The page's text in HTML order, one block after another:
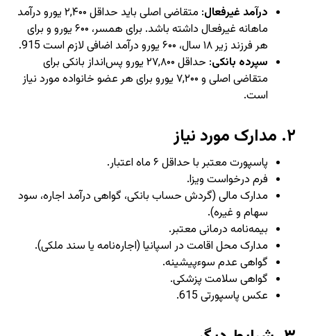
درآمد غیرفعال
: متقاضی اصلی باید حداقل ۲,۴۰۰ یورو درآمد
ماهانه غیرفعال داشته باشد. برای همسر، ۶۰۰ یورو و برای
هر فرزند زیر ۱۸ سال، ۶۰۰ یورو درآمد اضافی لازم است
915
.
سپرده بانکی
: حداقل ۲۷,۸۰۰ یورو پس‌انداز بانکی برای
متقاضی اصلی و ۷,۲۰۰ یورو برای هر عضو خانواده مورد نیاز
است.
۲. مدارک مورد نیاز
پاسپورت معتبر با حداقل ۶ ماه اعتبار.
فرم درخواست ویزا.
مدارک مالی (گردش حساب بانکی، گواهی درآمد اجاره، سود
سهام و غیره).
بیمه‌نامه درمانی معتبر.
مدارک محل اقامت در اسپانیا (اجاره‌نامه یا سند ملکی).
گواهی عدم سوءپیشینه.
گواهی سلامت پزشکی.
عکس پاسپورتی
615
.